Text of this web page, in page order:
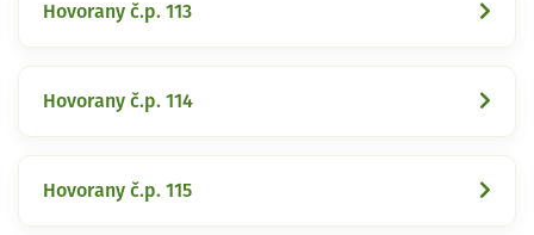
Hovorany č.p. 113
Hovorany č.p. 114
Hovorany č.p. 115